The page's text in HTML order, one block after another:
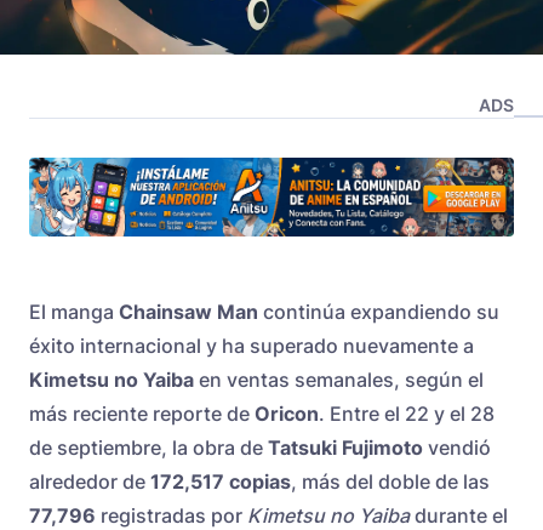
ADS
El manga Chainsaw Man continúa expandiendo su
éxito internacional y ha superado nuevamente a
Kimetsu no Yaiba en ventas semanales, según el
más reciente reporte de Oricon. Entre el 22 y el 28
de septiembre, la obra de Tatsuki Fujimoto vendió
alrededor de 172,517 copias, más del doble de las
77,796 registradas por Kimetsu no Yaibadurante el